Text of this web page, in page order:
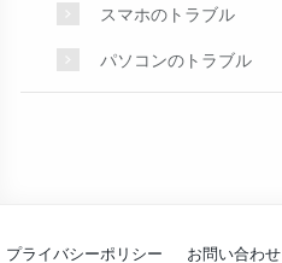
スマホのトラブル
パソコンのトラブル
プライバシーポリシー お問い合わせ